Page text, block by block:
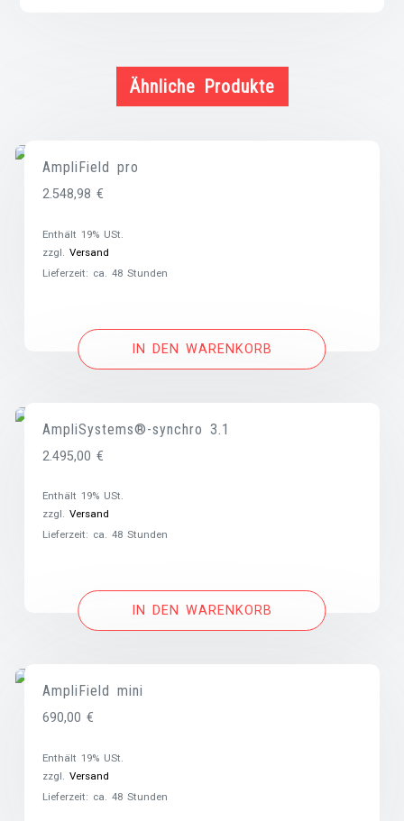
Ähnliche Produkte
AmpliField pro
2.548,98€
Enthält 19% USt.
zzgl.Versand
Lieferzeit: ca. 48 Stunden
IN DEN WARENKORB
AmpliSystems®-synchro 3.1
2.495,00€
Enthält 19% USt.
zzgl.Versand
Lieferzeit: ca. 48 Stunden
IN DEN WARENKORB
AmpliField mini
690,00€
Enthält 19% USt.
zzgl.Versand
Lieferzeit: ca. 48 Stunden